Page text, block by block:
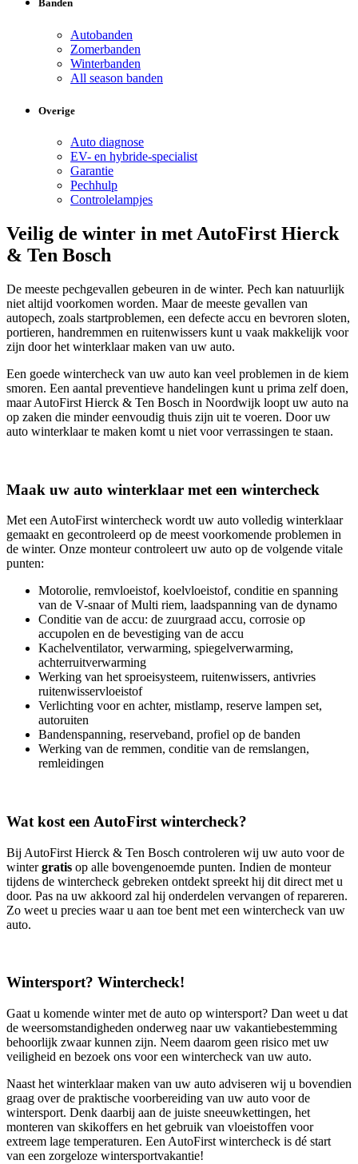
Banden
Autobanden
Zomerbanden
Winterbanden
All season banden
Overige
Auto diagnose
EV- en hybride-specialist
Garantie
Pechhulp
Controlelampjes
Veilig de winter in met AutoFirst Hierck
& Ten Bosch
De meeste pechgevallen gebeuren in de winter. Pech kan natuurlijk
niet altijd voorkomen worden. Maar de meeste gevallen van
autopech, zoals startproblemen, een defecte accu en bevroren sloten,
portieren, handremmen en ruitenwissers kunt u vaak makkelijk voor
zijn door het winterklaar maken van uw auto.
Een goede wintercheck van uw auto kan veel problemen in de kiem
smoren. Een aantal preventieve handelingen kunt u prima zelf doen,
maar AutoFirst Hierck & Ten Bosch in Noordwijk loopt uw auto na
op zaken die minder eenvoudig thuis zijn uit te voeren. Door uw
auto winterklaar te maken komt u niet voor verrassingen te staan.
Maak uw auto winterklaar met een wintercheck
Met een AutoFirst wintercheck wordt uw auto volledig winterklaar
gemaakt en gecontroleerd op de meest voorkomende problemen in
de winter. Onze monteur controleert uw auto op de volgende vitale
punten:
Motorolie, remvloeistof, koelvloeistof, conditie en spanning
van de V-snaar of Multi riem, laadspanning van de dynamo
Conditie van de accu: de zuurgraad accu, corrosie op
accupolen en de bevestiging van de accu
Kachelventilator, verwarming, spiegelverwarming,
achterruitverwarming
Werking van het sproeisysteem, ruitenwissers, antivries
ruitenwisservloeistof
Verlichting voor en achter, mistlamp, reserve lampen set,
autoruiten
Bandenspanning, reserveband, profiel op de banden
Werking van de remmen, conditie van de remslangen,
remleidingen
Wat kost een AutoFirst wintercheck?
Bij AutoFirst Hierck & Ten Bosch controleren wij uw auto voor de
wintergratis op alle bovengenoemde punten. Indien de monteur
tijdens de wintercheck gebreken ontdekt spreekt hij dit direct met u
door. Pas na uw akkoord zal hij onderdelen vervangen of repareren.
Zo weet u precies waar u aan toe bent met een wintercheck van uw
auto.
Wintersport? Wintercheck!
Gaat u komende winter met de auto op wintersport? Dan weet u dat
de weersomstandigheden onderweg naar uw vakantiebestemming
behoorlijk zwaar kunnen zijn. Neem daarom geen risico met uw
veiligheid en bezoek ons voor een wintercheck van uw auto.
Naast het winterklaar maken van uw auto adviseren wij u bovendien
graag over de praktische voorbereiding van uw auto voor de
wintersport. Denk daarbij aan de juiste sneeuwkettingen, het
monteren van skikoffers en het gebruik van vloeistoffen voor
extreem lage temperaturen. Een AutoFirst wintercheck is dé start
van een zorgeloze wintersportvakantie!